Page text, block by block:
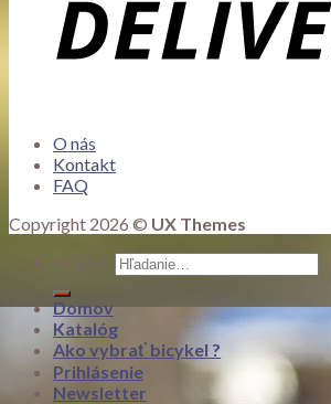
O nás
Kontakt
FAQ
Copyright 2026 © UX Themes
Hľadať:
Domov
Katalóg
Ako vybrať bicykel ?
Prihlásenie
Newsletter